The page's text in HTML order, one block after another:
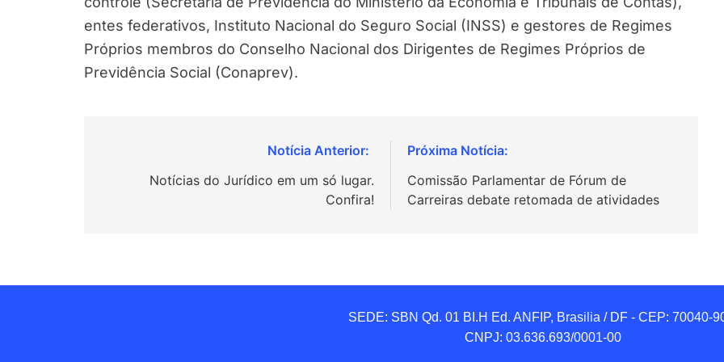
entes federativos, Instituto Nacional do Seguro Social (INSS) e gestores de Regimes
Próprios membros do Conselho Nacional dos Dirigentes de Regimes Próprios de
Previdência Social (Conaprev).
Notícias do Jurídico em um só lugar.
Confira!
Comissão Parlamentar de Fórum de
Carreiras debate retomada de atividades
SEDE: SBN Qd. 01 BI.H Ed. ANFIP, Brasilia / DF - CEP: 70040-
CNPJ: 03.636.693/0001-00